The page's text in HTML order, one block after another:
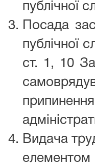
публічної
Посада
публічної
ст. 1, 10
Видача